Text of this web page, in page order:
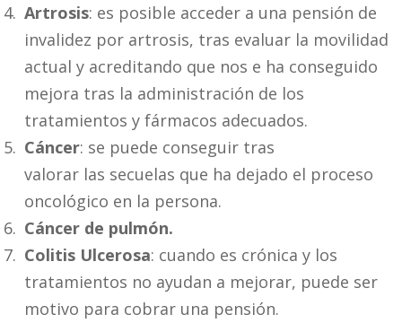
Artrosis: es posible acceder a una pensión de
invalidez por artrosis, tras evaluar la movilidad
actual y acreditando que nos e ha conseguido
mejora tras la administración de los
tratamientos y fármacos adecuados.
Cáncer: se puede conseguir tras
valorar las secuelas que ha dejado el proceso
oncológico en la persona.
Cáncer de pulmón.
Colitis Ulcerosa: cuando es crónica y los
tratamientos no ayudan a mejorar, puede ser
motivo para cobrar una pensión.